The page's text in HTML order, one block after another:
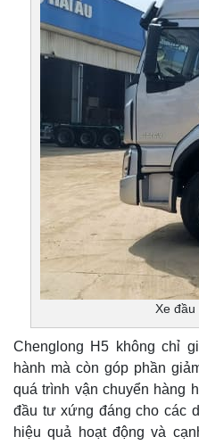
Xe đầu
Chenglong H5 không chỉ
hành mà còn góp phần
quá trình vận chuyển hàng
đầu tư xứng đáng cho các
hiệu quả hoạt động và